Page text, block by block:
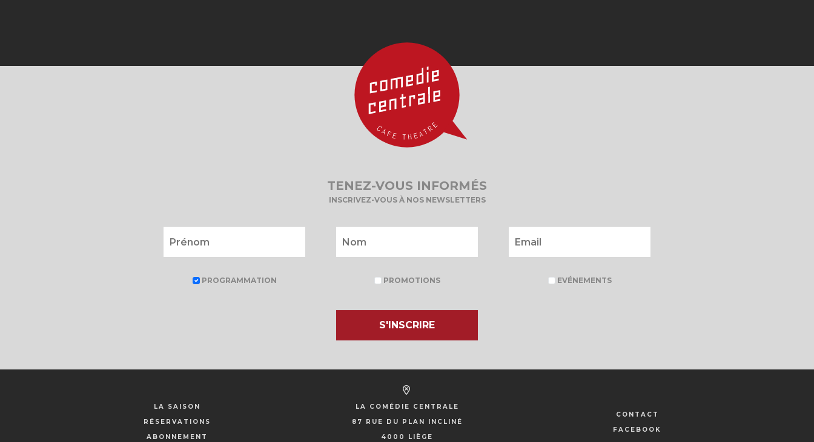
TENEZ-VOUS INFORMÉS
INSCRIVEZ-VOUS À NOS NEWSLETTERS
PROGRAMMATION PROMOTIONS EVÉNEMENTS
S'INSCRIRE
LA SAISON
RÉSERVATIONS
ABONNEMENT
LA COMÉDIE CENTRALE
87 RUE DU PLAN INCLINÉ
4000 LIÈGE
CONTACT
FACEBOOK